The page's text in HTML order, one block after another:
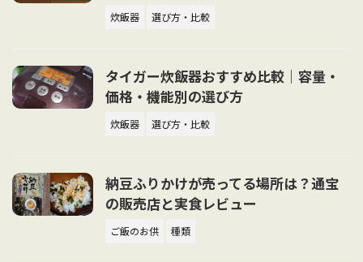
炊飯器 選び方・比較
タイガー炊飯器おすすめ比較｜容量・
価格・機能別の選び方
炊飯器 選び方・比較
納豆ふりかけが売ってる場所は？通宝
の販売店と実食レビュー
ご飯のお供 種類